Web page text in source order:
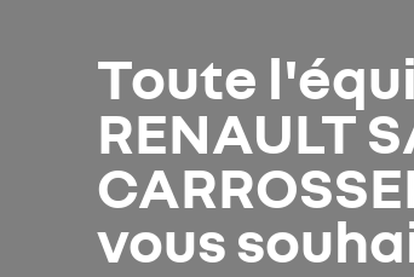
Toute
RENAULT
vous